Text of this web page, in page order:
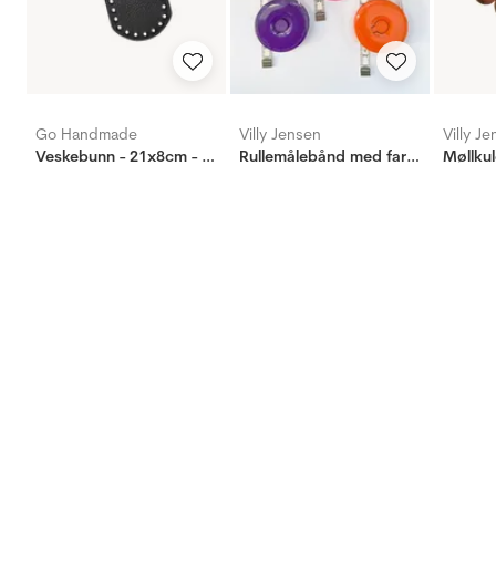
Go Handmade
Veskebunn - 21x8cm - Sort
Villy Jensen
Rullemålebånd med farve
Villy